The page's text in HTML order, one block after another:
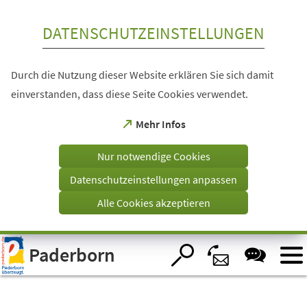
Visuelle
Assistenzsoftware
öffnen.
DATENSCHUTZEINSTELLUNGEN
Durch die Nutzung dieser Website erklären Sie sich damit
einverstanden, dass diese Seite Cookies verwendet.
Mehr Infos
(Öffnet
einem
Tab)
Nur notwendige Cookies
Datenschutzeinstellungen anpassen
Alle Cookies akzeptieren
Paderborn